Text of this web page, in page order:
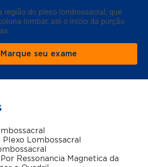
região do plexo lombossacral, que
lombar, até o início da porção
Marque seu exame
Plexo Lombossacral
Ressonancia Magnetica da